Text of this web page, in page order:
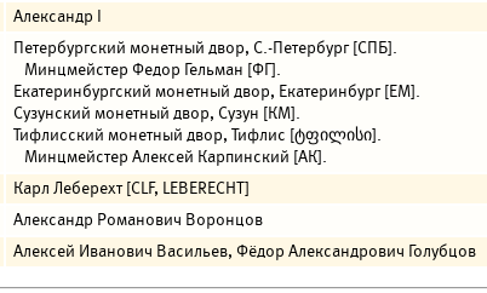
Александр I
Петербургский монетный двор, С.-Петербург [СПБ].
Минцмейстер Федор Гельман [ФГ].
Екатеринбургский монетный двор, Екатеринбург [ЕМ].
Сузунский монетный двор, Сузун [КМ].
Тифлисский монетный двор, Тифлис [ტფილისი].
Минцмейстер Алексей Карпинский [АК].
Карл Леберехт [CLF, LEBERECHT]
Александр Романович Воронцов
Алексей Иванович Васильев, Фёдор Александрович Голубцов